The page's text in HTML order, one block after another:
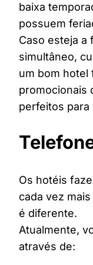
baixa
possuem
Caso esteja a
simultâneo,
um bom hotel
promocionais
perfeitos para
Os hotéis
cada vez
é diferente.
Atualmente,
através de: